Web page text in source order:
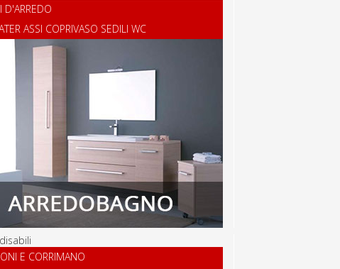
D'ARREDO
ASSI COPRIVASO SEDILI WC
E CORRIMANO